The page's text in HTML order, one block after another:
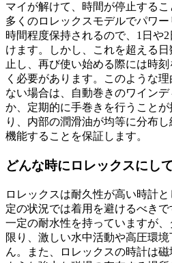
マイが解けて、時間が停止するこ
多くのロレックスモデルでパワ
時間程度保持されるので、1日や
けます。しかし、これを超える
止し、再び使い始める際には時
く必要があります。このような
ない場合は、自動巻きのワイン
か、定期的に手巻きを行うこと
り、内部の潤滑油が均等に分布
機能することを保証します。
どんな時にロレックスにし
ロレックスは耐久性が高い時計
定の状況では着用を避けるべき
一定の耐水性を持っていますが
限り、激しい水中活動や高圧環
ん。また、ロレックスの時計は